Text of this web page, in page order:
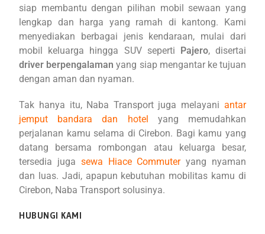
siap membantu dengan pilihan mobil sewaan yang
lengkap dan harga yang ramah di kantong. Kami
menyediakan berbagai jenis kendaraan, mulai dari
mobil keluarga hingga SUV seperti Pajero, disertai
driver berpengalaman yang siap mengantar ke tujuan
dengan aman dan nyaman.
Tak hanya itu, Naba Transport juga melayani antar
jemput bandara dan hotel yang memudahkan
perjalanan kamu selama di Cirebon. Bagi kamu yang
datang bersama rombongan atau keluarga besar,
tersedia juga sewa Hiace Commuteryang nyaman
dan luas. Jadi, apapun kebutuhan mobilitas kamu di
Cirebon, Naba Transport solusinya.
HUBUNGI KAMI